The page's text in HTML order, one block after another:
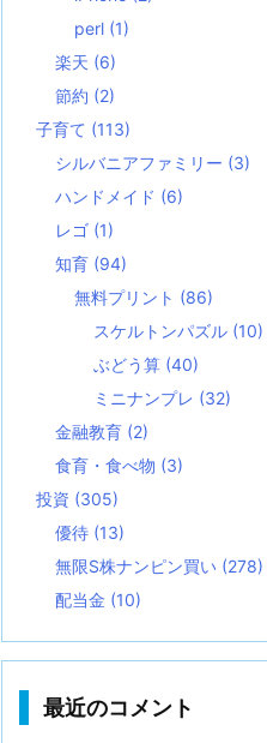
perl (1)
楽天 (6)
節約 (2)
子育て (113)
シルバニアファミリー (3)
ハンドメイド (6)
レゴ (1)
知育 (94)
無料プリント (86)
スケルトンパズル (10)
ぶどう算 (40)
ミニナンプレ (32)
金融教育 (2)
食育・食べ物 (3)
投資 (305)
優待 (13)
無限S株ナンピン買い (278)
配当金 (10)
最近のコメント